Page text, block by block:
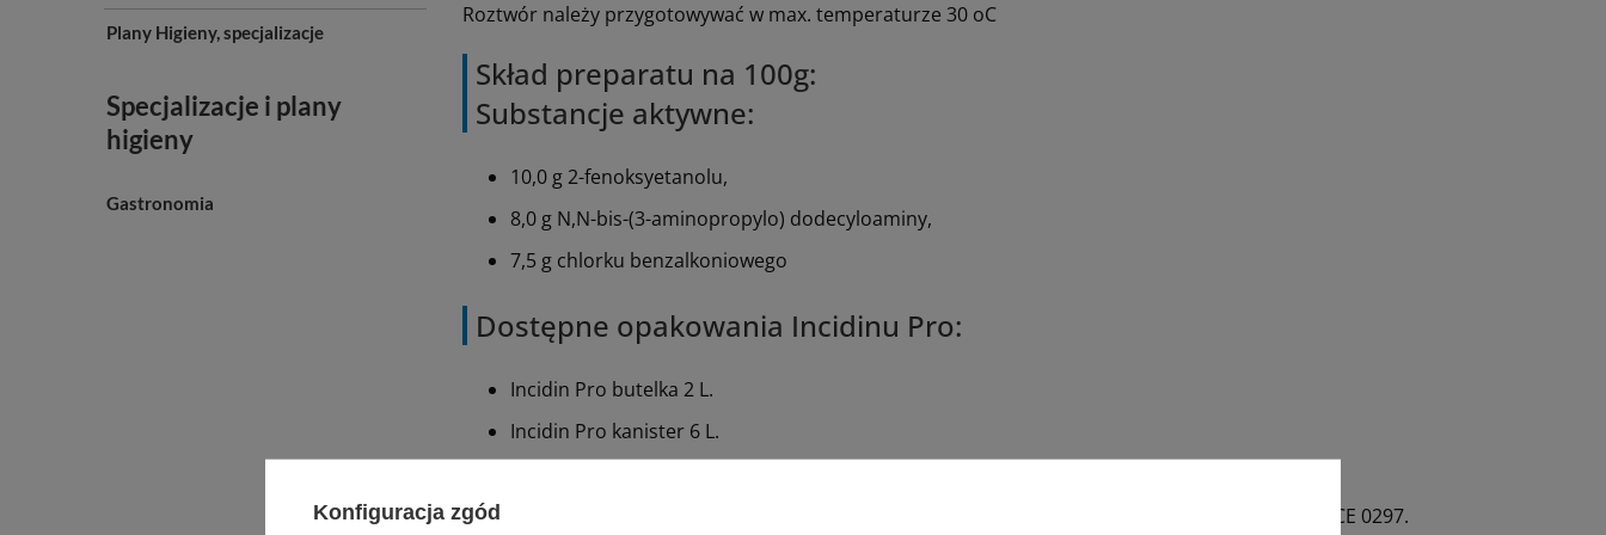
Plany Higieny, specjalizacje
Specjalizacje i plany
higieny
Gastronomia
Roztwór należy przygotowywać w max. temperaturze 30 oC
Skład preparatu na 100g:
Substancje aktywne:
10,0 g 2-fenoksyetanolu,
8,0 g N,N-bis-(3-aminopropylo) dodecyloaminy,
7,5 g chlorku benzalkoniowego
Dostępne opakowania Incidinu Pro:
Incidin Pro butelka 2 L.
Incidin Pro kanister 6 L.
Preparat został przetestowany zgodnie z normami EN i wytycznymi DGHM oraz DVV. Oznaczony CE 0297.
Konfiguracja zgód